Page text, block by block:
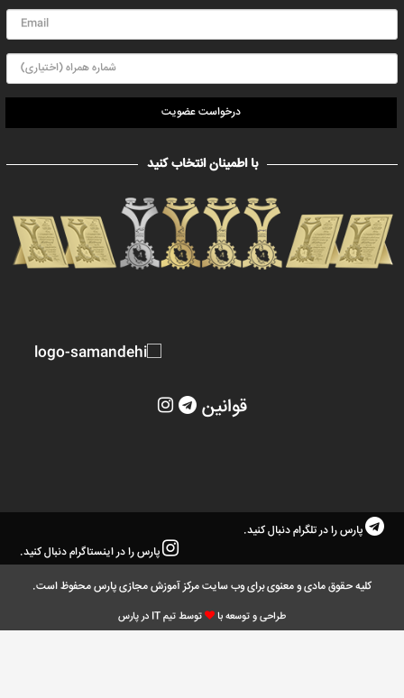
درخواست عضویت
با اطمینان انتخاب کنید
قوانین
پارس را در تلگرام دنبال کنید.
پارس را در اینستاگرام دنبال کنید.
کلیه حقوق مادی و معنوی برای وب سایت مرکز آموزش مجازی پارس محفوظ است.
طراحی و توسعه با توسط تیم IT در پارس